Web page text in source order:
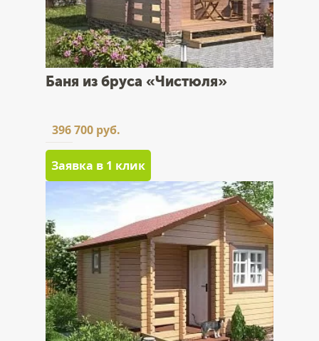
Баня из бруса «Чистюля»
396 700 руб.
Заявка в 1 клик